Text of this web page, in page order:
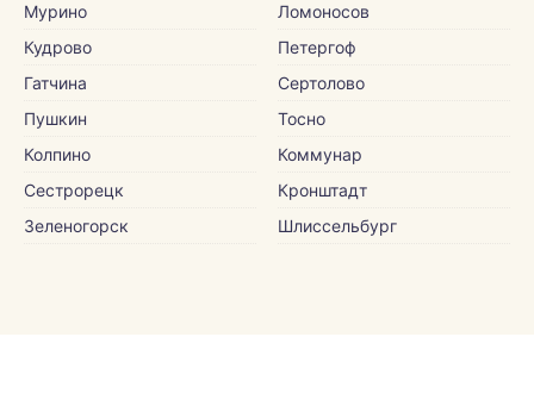
Мурино
Кудрово
Гатчина
Пушкин
Колпино
Сестрорецк
Зеленогорск
Ломоносов
Петергоф
Сертолово
Тосно
Коммунар
Кронштадт
Шлиссельбург